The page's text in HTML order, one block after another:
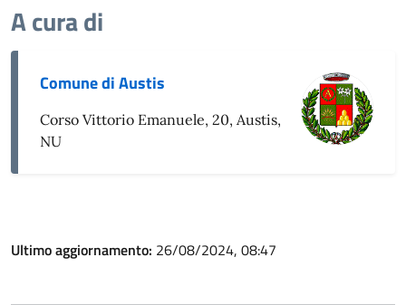
A cura di
Comune di Austis
Corso Vittorio Emanuele, 20, Austis,
NU
Ultimo aggiornamento: 26/08/2024, 08:47